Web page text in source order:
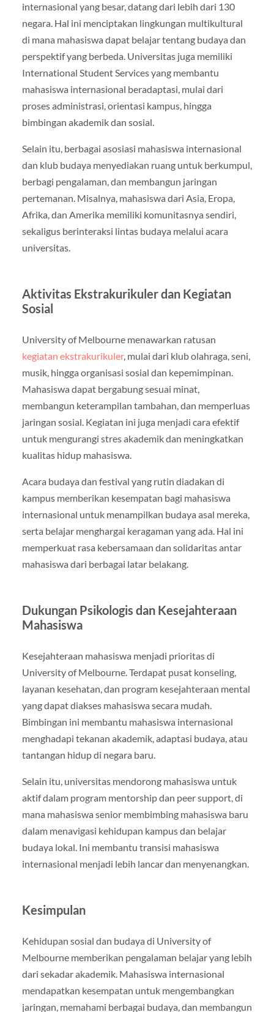
internasional yang besar, datang dari lebih dari 130
negara. Hal ini menciptakan lingkungan multikultural
di mana mahasiswa dapat belajar tentang budaya dan
perspektif yang berbeda. Universitas juga memiliki
International Student Services yang membantu
mahasiswa internasional beradaptasi, mulai dari
proses administrasi, orientasi kampus, hingga
bimbingan akademik dan sosial.
Selain itu, berbagai asosiasi mahasiswa internasional
dan klub budaya menyediakan ruang untuk berkumpul,
berbagi pengalaman, dan membangun jaringan
pertemanan. Misalnya, mahasiswa dari Asia, Eropa,
Afrika, dan Amerika memiliki komunitasnya sendiri,
sekaligus berinteraksi lintas budaya melalui acara
universitas.
Aktivitas Ekstrakurikuler dan Kegiatan
Sosial
University of Melbourne menawarkan ratusan
kegiatan ekstrakurikuler, mulai dari klub olahraga, seni,
musik, hingga organisasi sosial dan kepemimpinan.
Mahasiswa dapat bergabung sesuai minat,
membangun keterampilan tambahan, dan memperluas
jaringan sosial. Kegiatan ini juga menjadi cara efektif
untuk mengurangi stres akademik dan meningkatkan
kualitas hidup mahasiswa.
Acara budaya dan festival yang rutin diadakan di
kampus memberikan kesempatan bagi mahasiswa
internasional untuk menampilkan budaya asal mereka,
serta belajar menghargai keragaman yang ada. Hal ini
memperkuat rasa kebersamaan dan solidaritas antar
mahasiswa dari berbagai latar belakang.
Dukungan Psikologis dan Kesejahteraan
Mahasiswa
Kesejahteraan mahasiswa menjadi prioritas di
University of Melbourne. Terdapat pusat konseling,
layanan kesehatan, dan program kesejahteraan mental
yang dapat diakses mahasiswa secara mudah.
Bimbingan ini membantu mahasiswa internasional
menghadapi tekanan akademik, adaptasi budaya, atau
tantangan hidup di negara baru.
Selain itu, universitas mendorong mahasiswa untuk
aktif dalam program mentorship dan peer support, di
mana mahasiswa senior membimbing mahasiswa baru
dalam menavigasi kehidupan kampus dan belajar
budaya lokal. Ini membantu transisi mahasiswa
internasional menjadi lebih lancar dan menyenangkan.
Kesimpulan
Kehidupan sosial dan budaya di University of
Melbourne memberikan pengalaman belajar yang lebih
dari sekadar akademik. Mahasiswa internasional
mendapatkan kesempatan untuk mengembangkan
jaringan, memahami berbagai budaya, dan membangun